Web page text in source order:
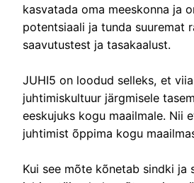
kasvatada oma meeskonna ja
potentsiaali ja tunda suuremat
saavutustest ja tasakaalust.
JUHI5 on loodud selleks, et
juhtimiskultuur järgmisele
eeskujuks kogu maailmale. Nii
juhtimist õppima kogu
Kui see mõte kõnetab sindki ja